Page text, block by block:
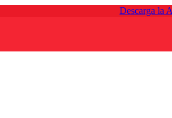
Descarga la